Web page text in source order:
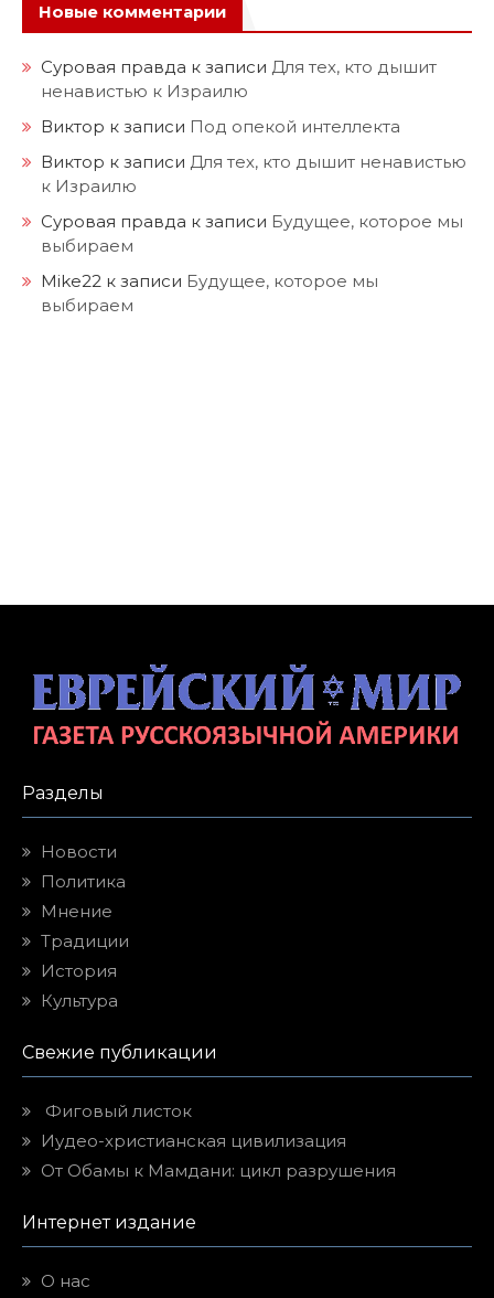
Новые комментарии
Суровая правда к записи Для тех, кто дышит
ненавистью к Израилю
Виктор к записи Под опекой интеллекта
Виктор к записи Для тех, кто дышит ненавистью
к Израилю
Суровая правда к записи Будущее, которое мы
выбираем
Mike22 к записи Будущее, которое мы
выбираем
Разделы
Новости
Политика
Мнение
Традиции
История
Культура
Свежие публикации
Фиговый листок
Иудео-христианская цивилизация
От Обамы к Мамдани: цикл разрушения
Интернет издание
О нас